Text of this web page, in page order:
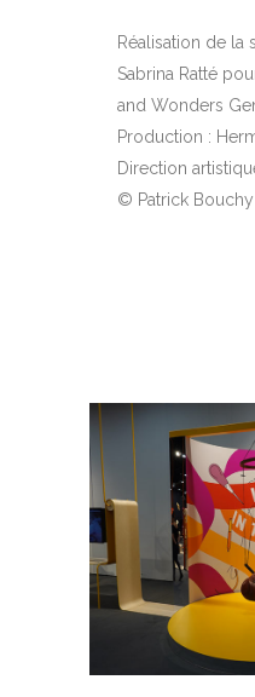
Réalisation de la
Sabrina Ratté
and Wonders
Production :
Direction
© Patrick